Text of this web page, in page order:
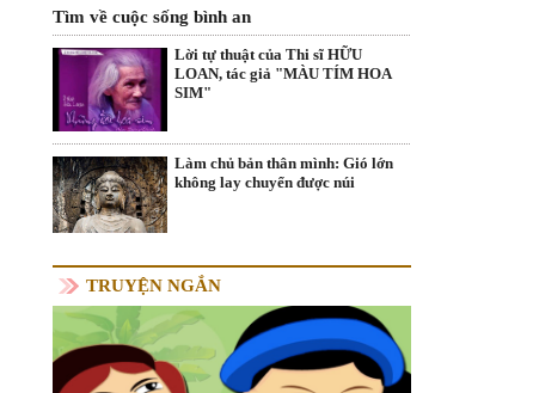
Tìm về cuộc sống bình an
Lời tự thuật của Thi sĩ HỮU
LOAN, tác giả "MÀU TÍM HOA
SIM"
Làm chủ bản thân mình: Gió lớn
không lay chuyển được núi
TRUYỆN NGẮN